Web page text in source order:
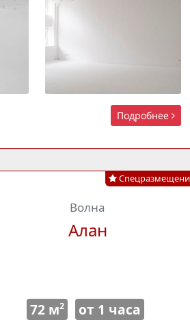
Подробнее
Волна
Алан
72 м2
от 1 часа